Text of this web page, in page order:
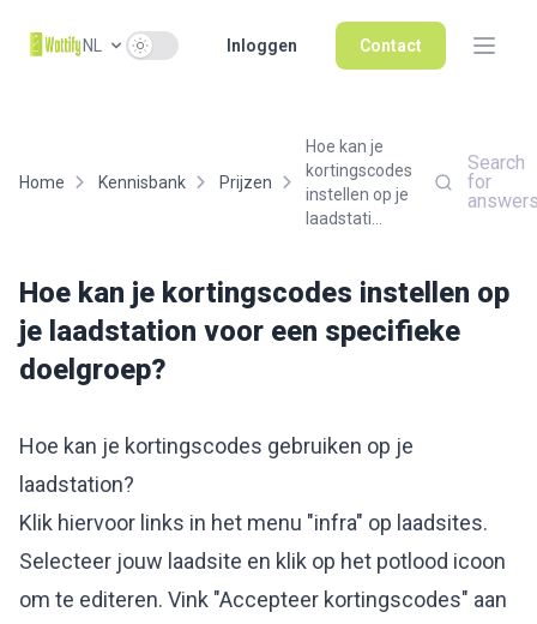
NL Use setting Inloggen Contact
Home Kennisbank Prijzen
Hoe kan je
kortingscodes
instellen op je
laadstati...
Search
for
Hoe kan je kortingscodes instellen op
je laadstation voor een specifieke
doelgroep?
Hoe kan je kortingscodes gebruiken op je
laadstation?
Klik hiervoor links in het menu "infra" op laadsites.
Selecteer jouw laadsite en klik op het potlood icoon
om te editeren. Vink "Accepteer kortingscodes" aan